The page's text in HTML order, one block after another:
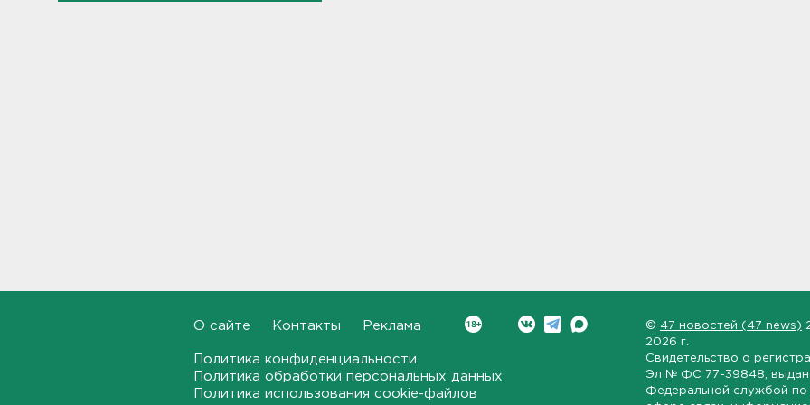
Смертельное ДТПО сайте Контакты Реклама
Политика конфиденциальности
Политика обработки персональных данных
Политика использования cookie-файлов
© 47 новостей (47 news)
2026 г.
Свидетельство о
Эл № ФС 77-39848 ,
Федеральной службой по